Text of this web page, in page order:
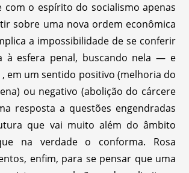
com o espírito do socialismo apenas
sobre uma nova ordem econômica
a impossibilidade de se conferir
à esfera penal, buscando nela — e
em um sentido positivo (melhoria do
ou negativo (abolição do cárcere
resposta a questões engendradas
que vai muito além do âmbito
na verdade o conforma. Rosa
enfim, para se pensar que uma